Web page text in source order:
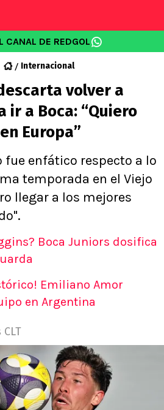
CANAL DE REDGOL
Internacional
volver a
ir a Boca: “Quiero
Europa”
fue enfático respecto a lo
temporada en el Viejo
llegar a los mejores
Boca Juniors dosifica
Emiliano Amor
en Argentina